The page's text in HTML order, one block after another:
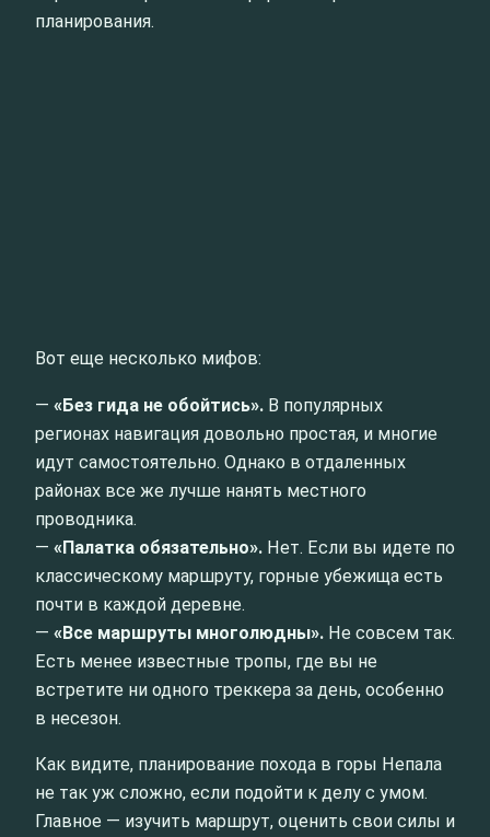
планирования.
Вот еще несколько мифов:
— «Без гида не обойтись». В популярных
регионах навигация довольно простая, и многие
идут самостоятельно. Однако в отдаленных
районах все же лучше нанять местного
проводника.
— «Палатка обязательно». Нет. Если вы идете по
классическому маршруту, горные убежища есть
почти в каждой деревне.
— «Все маршруты многолюдны». Не совсем так.
Есть менее известные тропы, где вы не
встретите ни одного треккера за день, особенно
в несезон.
Как видите, планирование похода в горы Непала
не так уж сложно, если подойти к делу с умом.
Главное — изучить маршрут, оценить свои силы и